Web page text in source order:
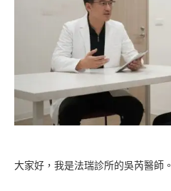
大家好，我是法瑞診所的吳芮醫師。